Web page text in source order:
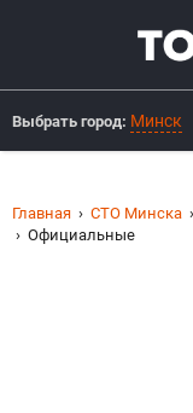
Выбрать город: Минск
Главная СТО Минска
Официальные